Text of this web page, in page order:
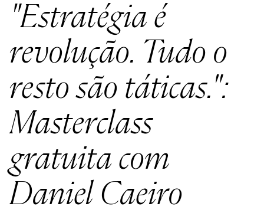
"Estratégia é
revolução. Tudo o
resto são táticas.":
Masterclass
gratuita com
Daniel Caeiro